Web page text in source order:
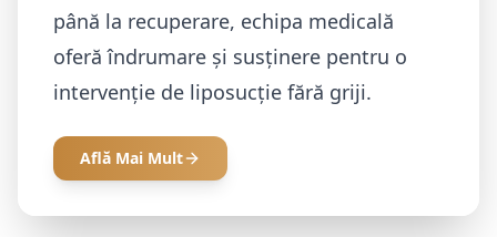
până la recuperare, echipa medicală
oferă îndrumare și susținere pentru o
intervenție de liposucție fără griji.
Află Mai Mult